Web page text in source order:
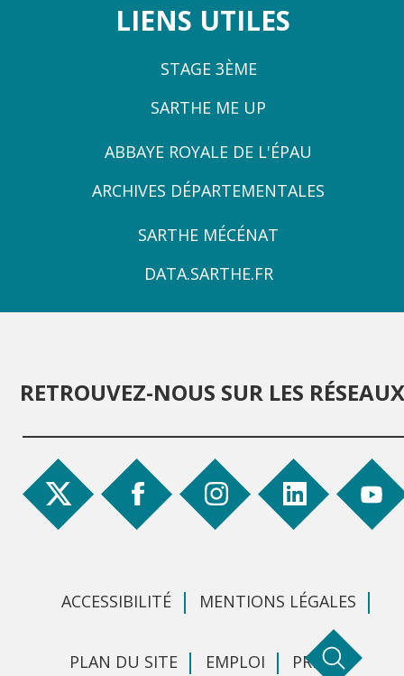
LIENS UTILES
STAGE 3ÈME
SARTHE ME UP
ZONEABBAYE ROYALE DE L'ÉPAU
ARCHIVES DÉPARTEMENTALES
SARTHE MÉCÉNAT
DATA.SARTHE.FR
RETROUVEZ-NOUS SUR LES RÉSEAUX
ACCESSIBILITÉ MENTIONS LÉGALES
PLAN DU SITE EMPLOI PRESSE